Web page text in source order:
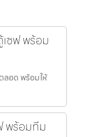
ซฟ พร้อม
ลอด พร้อมให้
พร้อมทีม